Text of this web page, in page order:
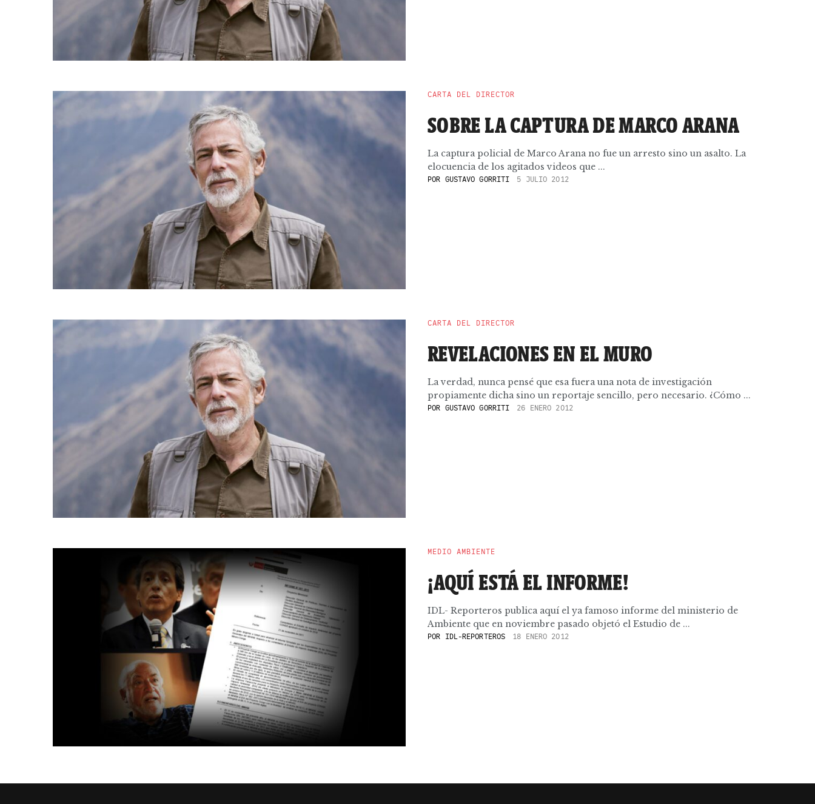
CARTA DEL DIRECTOR
SOBRE LA CAPTURA DE MARCO ARANA
La captura policial de Marco Arana no fue un arresto sino un asalto. La
elocuencia de los agitados videos que ...
POR GUSTAVO GORRITI 5 JULIO 2012
CARTA DEL DIRECTOR
REVELACIONES EN EL MURO
La verdad, nunca pensé que esa fuera una nota de investigación
propiamente dicha sino un reportaje sencillo, pero necesario. ¿Cómo ...
POR GUSTAVO GORRITI 26 ENERO 2012
MEDIO AMBIENTE
¡AQUÍ ESTÁ EL INFORME!
IDL- Reporteros publica aquí el ya famoso informe del ministerio de
Ambiente que en noviembre pasado objetó el Estudio de ...
POR IDL-REPORTEROS 18 ENERO 2012